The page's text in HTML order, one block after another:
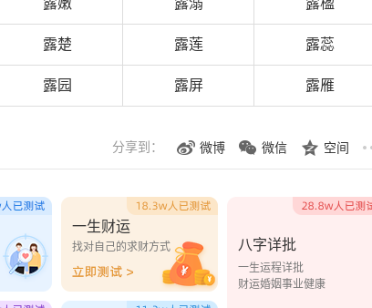
露嫩 露溺 露楹
露楚 露莲 露蕊
露园 露屏 露雁
分享到： 微博 微信 空间
一生财运
找对自己的求财方式 八字详批
一生运程详批
财运婚姻事业健康